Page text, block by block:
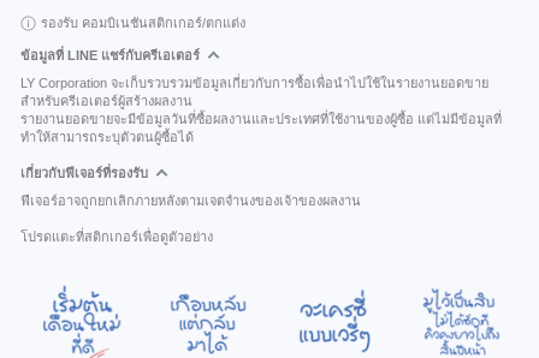
รองรับ คอมบิเนชันสติกเกอร์/ตกแต่ง
ข้อมูลที่ LINE แชร์กับครีเอเตอร์
LY Corporation จะเก็บรวบรวมข้อมูลเกี่ยวกับการซื้อเพื่อนำไปใช้ในรายงานยอดขาย
สำหรับครีเอเตอร์ผู้สร้างผลงาน
รายงานยอดขายจะมีข้อมูลวันที่ซื้อผลงานและประเทศที่ใช้งานของผู้ซื้อ แต่ไม่มีข้อมูลที่
ทำให้สามารถระบุตัวตนผู้ซื้อได้
เกี่ยวกับฟีเจอร์ที่รองรับ
ฟีเจอร์อาจถูกยกเลิกภายหลังตามเจตจำนงของเจ้าของผลงาน
โปรดแตะที่สติกเกอร์เพื่อดูตัวอย่าง